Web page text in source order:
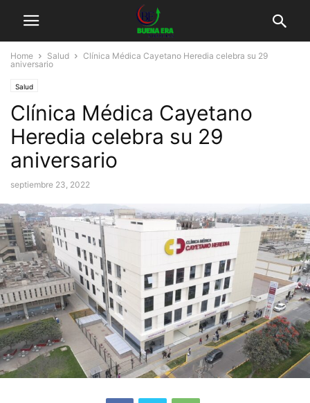
Home Salud
Clínica Médica Cayetano Heredia celebra su 29
aniversario
Salud
Clínica Médica Cayetano
Heredia celebra su 29
aniversario
septiembre 23, 2022